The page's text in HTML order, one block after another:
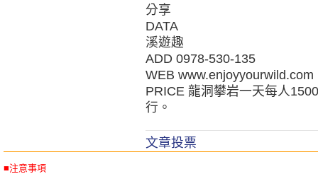
分享
DATA
溪遊趣
ADD 0978-530-135
WEB www.enjoyyourwild.com
PRICE 龍洞攀岩一天每人
行。
文章投票
■注意事項